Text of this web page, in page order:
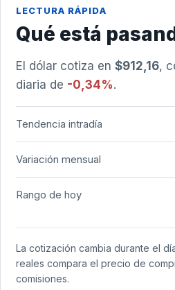
LECTURA RÁPIDA
Qué está
El dólar cotiza en $912,16,
diaria de -0,34%.
Tendencia intradía
Variación mensual
Rango de hoy
La cotización cambia durante el
reales compara el precio de
comisiones.